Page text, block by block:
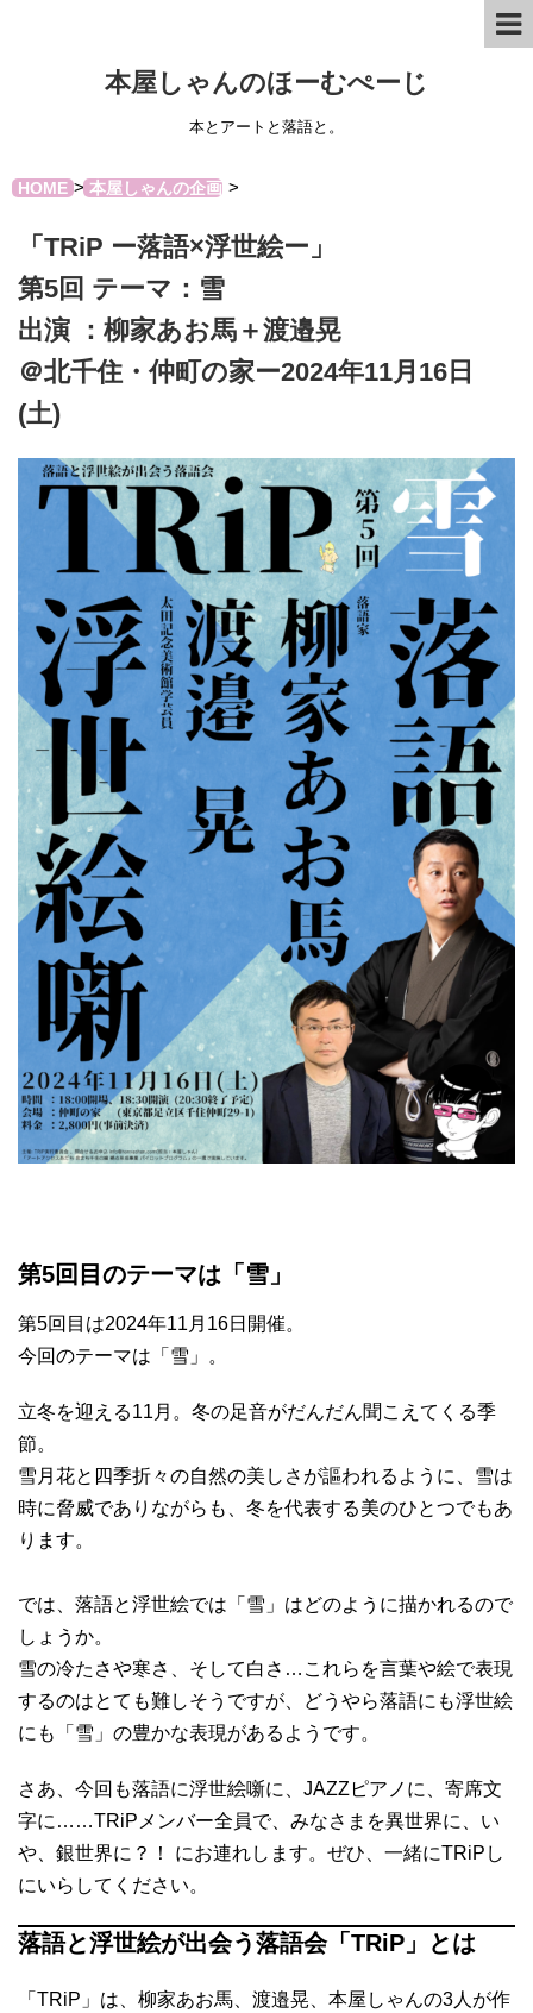
本屋しゃんのほーむぺーじ
本とアートと落語と。
HOME> 本屋しゃんの企画 >
「TRiP ー落語×浮世絵ー」
第5回 テーマ：雪
出演 ：柳家あお馬＋渡邉晃
＠北千住・仲町の家ー2024年11月16日
(土)
第5回目のテーマは「雪」
第5回目は2024年11月16日開催。
今回のテーマは「雪」。
立冬を迎える11月。冬の足音がだんだん聞こえてくる季
節。
雪月花と四季折々の自然の美しさが謳われるように、雪は
時に脅威でありながらも、冬を代表する美のひとつでもあ
ります。
では、落語と浮世絵では「雪」はどのように描かれるので
しょうか。
雪の冷たさや寒さ、そして白さ…これらを言葉や絵で表現
するのはとても難しそうですが、どうやら落語にも浮世絵
にも「雪」の豊かな表現があるようです。
さあ、今回も落語に浮世絵噺に、JAZZピアノに、寄席文
字に……TRiPメンバー全員で、みなさまを異世界に、い
や、銀世界に？！ にお連れします。ぜひ、一緒にTRiPし
にいらしてください。
落語と浮世絵が出会う落語会「TRiP」とは
「TRiP」は、柳家あお馬、渡邉晃、本屋しゃんの3人が作